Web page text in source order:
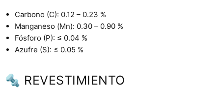
Carbono (C): 0.12 – 0.23 %
Manganeso (Mn): 0.30 – 0.90 %
Fósforo (P): ≤ 0.04 %
Azufre (S): ≤ 0.05 %
🔩 REVESTIMIENTO